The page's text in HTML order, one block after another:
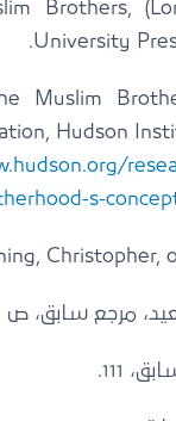
Brothers,
University
The Muslim
Hudson
s-